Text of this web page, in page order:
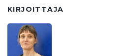
KIRJOITTAJA